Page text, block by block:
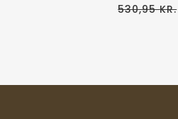
530,95KR.